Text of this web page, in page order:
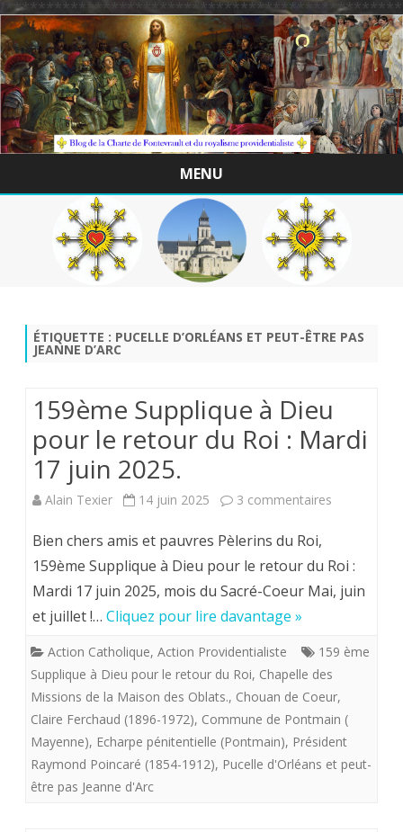
/
MENU
Skip
to
content
ÉTIQUETTE : PUCELLE D’ORLÉANS ET PEUT-ÊTRE PAS
JEANNE D’ARC
159ème Supplique à Dieu
pour le retour du Roi : Mardi
17 juin 2025.
Alain Texier 14 juin 2025 3 commentaires
Supplique
à
pour
retour
du
Bien chers amis et pauvres Pèlerins du Roi,
159ème Supplique à Dieu pour le retour du Roi :
Mardi 17 juin 2025, mois du Sacré-Coeur Mai, juin
et juillet !… Cliquez pour lire davantage »
Action Catholique, Action Providentialiste
159 ème
Supplique à Dieu pour le retour du Roi, Chapelle des
Missions de la Maison des Oblats., Chouan de Coeur,
Claire Ferchaud (1896-1972), Commune de Pontmain (
Mayenne), Echarpe pénitentielle (Pontmain), Président
Raymond Poincaré (1854-1912), Pucelle d'Orléans et peut-
être pas Jeanne d'Arc